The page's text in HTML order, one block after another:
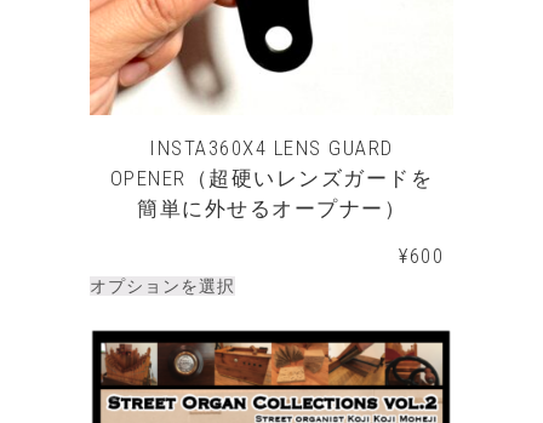
INSTA360X4 LENS GUARD
OPENER（超硬いレンズガードを
簡単に外せるオープナー）
¥600
オプションを選択